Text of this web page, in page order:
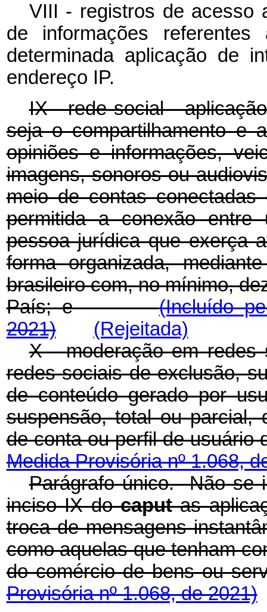
VIII - registros de acesso
de informações
determinada aplicação de
endereço IP.
IX - rede social -
seja o compartilhamento e
opiniões e informações,
imagens, sonoros ou
meio de contas
permitida a conexão
pessoa jurídica que exerça
forma organizada,
brasileiro com, no mínimo,
País; e(Incluído
2021)
(Rejeitada)
X - moderação em redes
redes sociais de exclusão,
de conteúdo gerado por
suspensão, total ou parcial,
de conta ou perfil de
Medida Provisória nº 1.068,
Parágrafo único. Não se
inciso IX docaputas
troca de mensagens
como aquelas que tenham
do comércio de bens
Provisória nº 1.068, de 2021)